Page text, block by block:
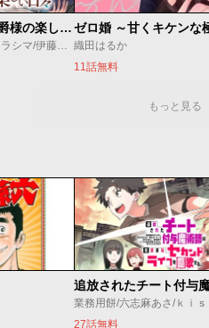
万能メイドと公爵様の楽しい日々
佐倉涼/内田ぱる/ウラシマ/伊藤テリヤキ 織田はるか
11話無料
もっと見る
業務用餅/六志麻あさ/ｋｉｓ
27話無料